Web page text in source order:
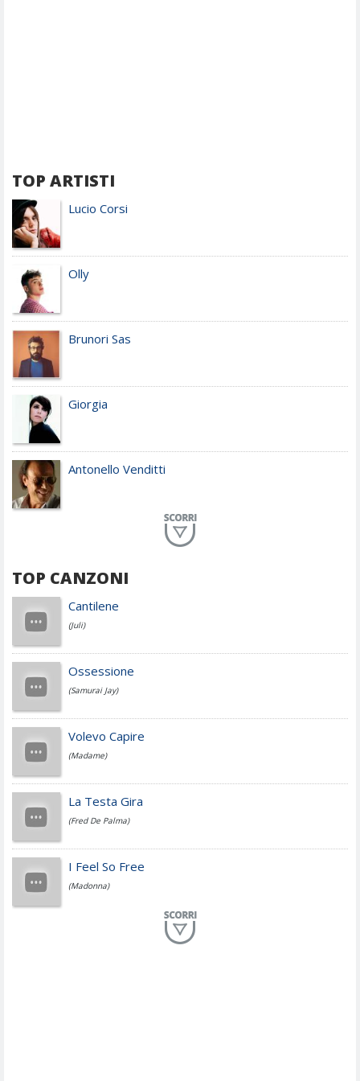
TOP ARTISTI
Lucio Corsi
Olly
Brunori Sas
Giorgia
Antonello Venditti
Achille Lauro
Cesare Cremonini
Jovanotti
Fedez
Simone Cristicchi
TOP CANZONI
Cantilene
(Juli)
Ossessione
(Samurai Jay)
Volevo Capire
(Madame)
La Testa Gira
(Fred De Palma)
I Feel So Free
(Madonna)